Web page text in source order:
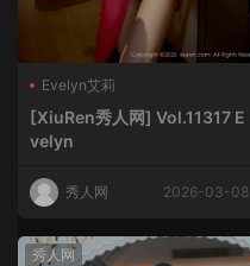
Evelyn艾莉
[XiuRen秀人网] Vol.11317 E
velyn
秀人网 2026-03-08
秀人网